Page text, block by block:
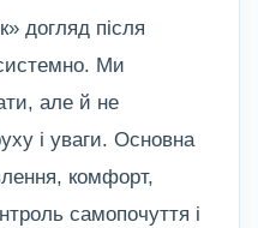
догляд після
системно. Ми
але й не
і уваги. Основна
комфорт,
самопочуття і